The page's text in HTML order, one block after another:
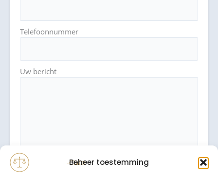
Beheer toestemming
Telefoonnummer
Uw bericht